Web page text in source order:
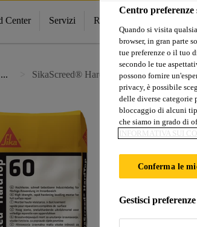
Center Servizi Referenze
... SikaScreed® HardTop-60
Malta
Centro preferenze
Quando si visita
browser, in gran parte
tue preferenze o il tuo
secondo le tue
possono fornire
privacy, è possibile
delle diverse categorie
bloccaggio di alcuni
che siamo in grado di
INFORMATIVA SUI
Conferma le
Gestisci preferenze